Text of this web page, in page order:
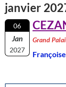
janvier
06
Jan
2027
Grand